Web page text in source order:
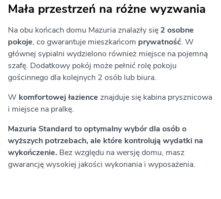
Mała przestrzeń na różne wyzwania
Na obu końcach domu Mazuria znalazły się 2 osobne
pokoje, co gwarantuje mieszkańcom prywatność. W
głównej sypialni wydzielono również miejsce na pojemną
szafę. Dodatkowy pokój może pełnić rolę pokoju
gościnnego dla kolejnych 2 osób lub biura.
W komfortowej łazience znajduje się kabina prysznicowa
i miejsce na pralkę.
Mazuria Standard to optymalny wybór dla osób o
wyższych potrzebach, ale które kontrolują wydatki na
wykończenie. Bez względu na wersję domu, masz
gwarancję wysokiej jakości wykonania i wyposażenia.